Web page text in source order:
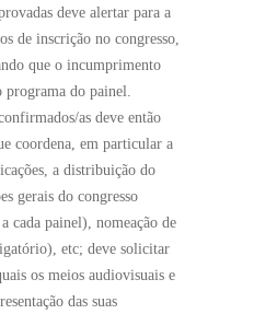
deve alertar para a
de inscrição no congresso,
que o incumprimento
programa do painel.
as deve então
coordena, em particular a
a distribuição do
gerais do congresso
cada painel), nomeação de
etc; deve solicitar
os meios audiovisuais e
das suas